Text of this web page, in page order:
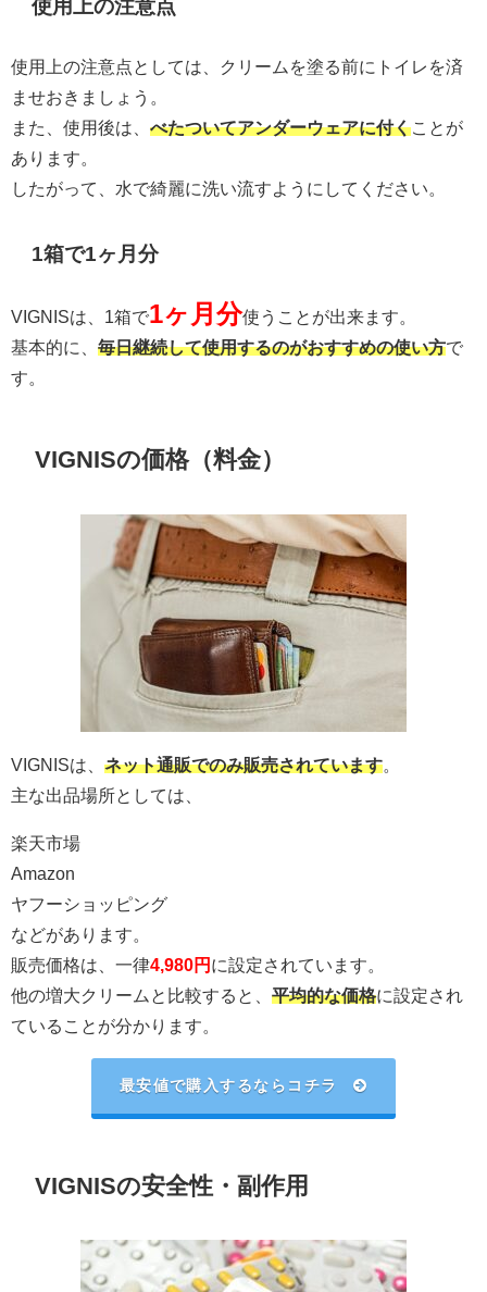
使用上の注意点
使用上の注意点としては、クリームを塗る前にトイレを済
ませおきましょう。
また、使用後は、 べたついてアンダーウェアに付く ことが
あります。
したがって、水で綺麗に洗い流すようにしてください。
1箱で1ヶ月分
VIGNISは、1箱で1ヶ月分使うことが出来ます。
基本的に、 毎日継続して使用するのがおすすめの使い方で
す。
VIGNISの価格（料金）
VIGNISは、 ネット通販でのみ販売されています
主な出品場所としては、
楽天市場
Amazon
ヤフーショッピング
などがあります。
販売価格は、一律4,980円 に設定されています。
他の増大クリームと比較すると、 平均的な価格に設定され
ていることが分かります。
最安値で購入するならコチラ
VIGNISの安全性・副作用